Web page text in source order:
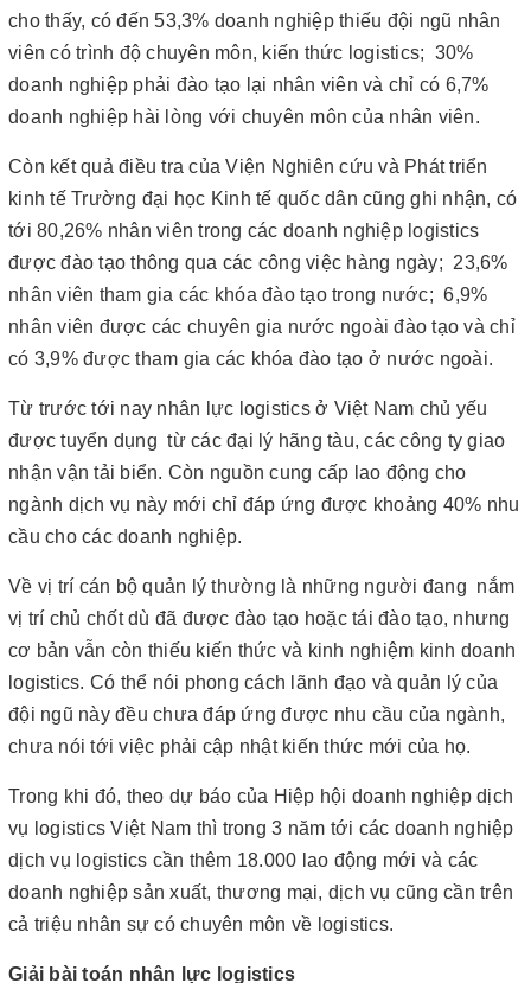
cho thấy, có đến 53,3% doanh nghiệp thiếu đội ngũ nhân
viên có trình độ chuyên môn, kiến thức logistics; 30%
doanh nghiệp phải đào tạo lại nhân viên và chỉ có 6,7%
doanh nghiệp hài lòng với chuyên môn của nhân viên.
Còn kết quả điều tra của Viện Nghiên cứu và Phát triển
kinh tế Trường đại học Kinh tế quốc dân cũng ghi nhận, có
tới 80,26% nhân viên trong các doanh nghiệp logistics
được đào tạo thông qua các công việc hàng ngày; 23,6%
nhân viên tham gia các khóa đào tạo trong nước; 6,9%
nhân viên được các chuyên gia nước ngoài đào tạo và chỉ
có 3,9% được tham gia các khóa đào tạo ở nước ngoài.
Từ trước tới nay nhân lực logistics ở Việt Nam chủ yếu
được tuyển dụng từ các đại lý hãng tàu, các công ty giao
nhận vận tải biển. Còn nguồn cung cấp lao động cho
ngành dịch vụ này mới chỉ đáp ứng được khoảng 40% nhu
cầu cho các doanh nghiệp.
Về vị trí cán bộ quản lý thường là những người đang nắm
vị trí chủ chốt dù đã được đào tạo hoặc tái đào tạo, nhưng
cơ bản vẫn còn thiếu kiến thức và kinh nghiệm kinh doanh
logistics. Có thể nói phong cách lãnh đạo và quản lý của
đội ngũ này đều chưa đáp ứng được nhu cầu của ngành,
chưa nói tới việc phải cập nhật kiến thức mới của họ.
Trong khi đó, theo dự báo của Hiệp hội doanh nghiệp dịch
vụ logistics Việt Nam thì trong 3 năm tới các doanh nghiệp
dịch vụ logistics cần thêm 18.000 lao động mới và các
doanh nghiệp sản xuất, thương mại, dịch vụ cũng cần trên
cả triệu nhân sự có chuyên môn về logistics.
Giải bài toán nhân lực logistics